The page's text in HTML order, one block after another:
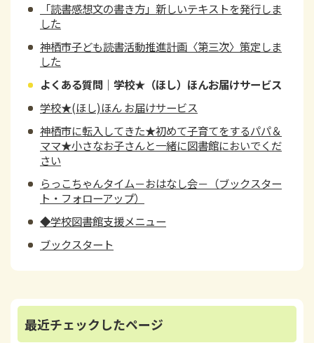
「読書感想文の書き方」新しいテキストを発行しま
した
神栖市子ども読書活動推進計画〈第三次〉策定しま
した
よくある質問｜学校★（ほし）ほんお届けサービス
学校★(ほし)ほん お届けサービス
神栖市に転入してきた★初めて子育てをするパパ＆
ママ★小さなお子さんと一緒に図書館においでくだ
さい
らっこちゃんタイム－おはなし会－（ブックスター
ト・フォローアップ）
◆学校図書館支援メニュー
ブックスタート
最近チェックしたページ